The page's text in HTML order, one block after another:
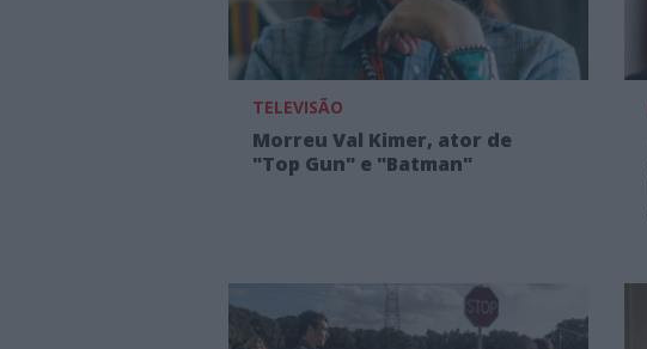
TELEVISÃO
Morreu Val Kimer, ator de
"Top Gun" e "Batman"